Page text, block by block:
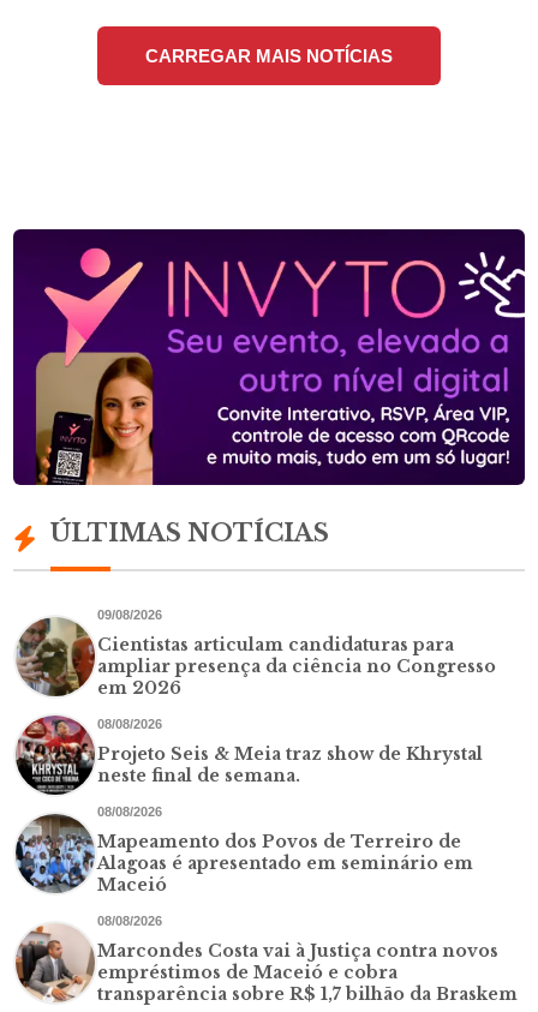
CARREGAR MAIS NOTÍCIAS
ÚLTIMAS NOTÍCIAS
09/08/2026
Cientistas articulam candidaturas para
ampliar presença da ciência no Congresso
em 2026
08/08/2026
Projeto Seis & Meia traz show de Khrystal
neste final de semana.
08/08/2026
Mapeamento dos Povos de Terreiro de
Alagoas é apresentado em seminário em
Maceió
08/08/2026
Marcondes Costa vai à Justiça contra novos
empréstimos de Maceió e cobra
transparência sobre R$ 1,7 bilhão da Braskem